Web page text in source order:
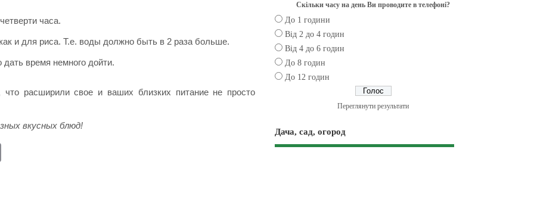
часа.
и для риса. Т.е. воды должно быть в 2 раза больше.
время немного дойти.
расширили свое и ваших близких питание не просто
вкусных блюд!
Скільки часу на день Ви проводите в телефоні?
До 1 години
Від 2 до 4 годин
Від 4 до 6 годин
До 8 годин
До 12 годин
Переглянути результати
Дача, сад, огород